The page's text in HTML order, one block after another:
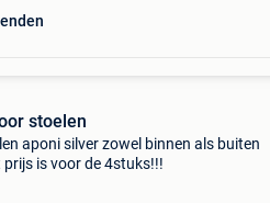
stoelen
aponi silver zowel binnen als buiten
is voor de 4stuks!!!